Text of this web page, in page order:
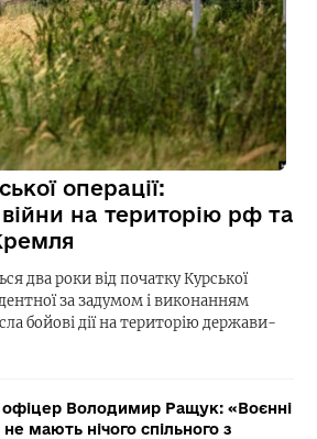
операції:
на територію рф та
два роки від початку Курської
за задумом і виконанням
бойові дії на територію держави-
офіцер Володимир Ращук: «Воєнні
мають нічого спільного з